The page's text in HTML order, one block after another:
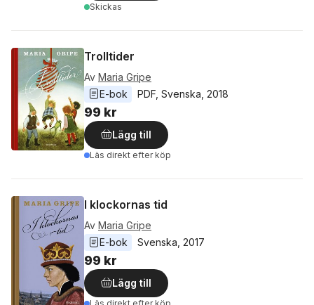
Skickas
Trolltider
Av Maria Gripe
E-bok
PDF Svenska 2018
99 kr
Lägg till
Läs direkt efter köp
I klockornas tid
Av Maria Gripe
E-bok
Svenska 2017
99 kr
Lägg till